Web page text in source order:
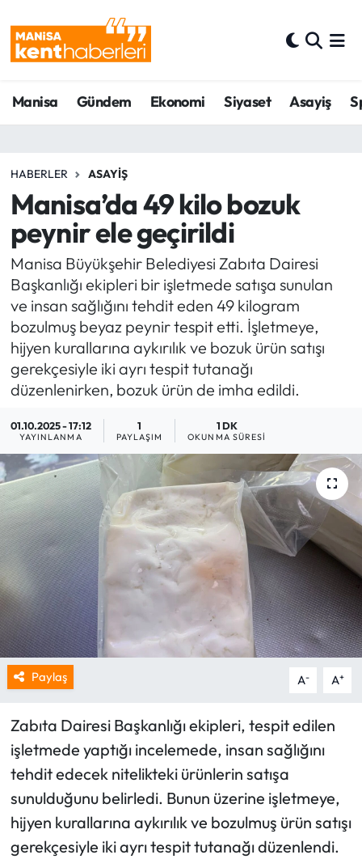
Manisa Gündem Ekonomi Siyaset Asayiş
HABERLER ASAYIŞ
Manisa’da 49 kilo bozuk
peynir ele geçirildi
Manisa Büyükşehir Belediyesi Zabıta Dairesi
Başkanlığı ekipleri bir işletmede satışa sunulan
ve insan sağlığını tehdit eden 49 kilogram
bozulmuş beyaz peynir tespit etti. İşletmeye,
hijyen kurallarına aykırılık ve bozuk ürün satışı
gerekçesiyle iki ayrı tespit tutanağı
düzenlenirken, bozuk ürün de imha edildi.
01.10.2025 - 17:12
YAYINLANMA
1
PAYLAŞIM
1 DK
OKUNMA SÜRESI
Paylaş A- A+
Zabıta Dairesi Başkanlığı ekipleri, tespit edilen
işletmede yaptığı incelemede, insan sağlığını
tehdit edecek nitelikteki ürünlerin satışa
sunulduğunu belirledi. Bunun üzerine işletmeye,
hijyen kurallarına aykırılık ve bozulmuş ürün satışı
gerekçesiyle iki ayrı tespit tutanağı düzenlendi.
Ahmetli Hava Durumu
Ahmetli Trafik Yoğunluk Haritası
Tüm Manşetler
Son Dakika Haberleri
Haber Arşivi